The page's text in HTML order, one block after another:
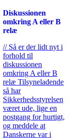
Diskussionen
omkring A eller B
relæ
// Så er der lidt nyt i
forhold til
diskussionen
omkring A eller B
relæ Tilsyneladende
så har
Sikkerhedsstyrelsen
været ude, lige en
postgang for hurtigt,
og meddele at
Danskerne var i